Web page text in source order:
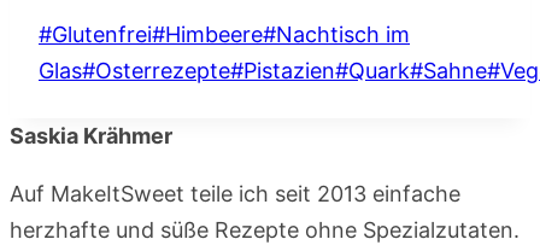
Schlagworte:
#Glutenfrei#Himbeere#Nachtisch im
Glas#Osterrezepte#Pistazien#Quark#Sahne#
Saskia Krähmer
Auf MakeItSweet teile ich seit 2013 einfache
herzhafte und süße Rezepte ohne Spezialzutaten.